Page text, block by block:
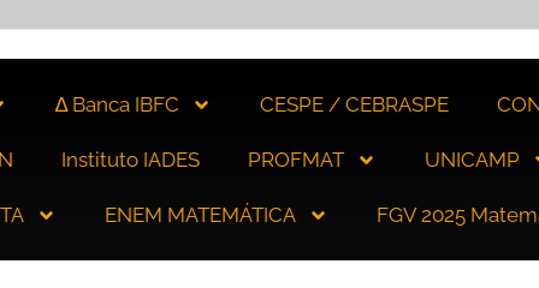
∆ Banca IBFC CESPE / CEBRASPE
Instituto IADES PROFMAT UNICAMP
ENEM MATEMÁTICA FGV 2025